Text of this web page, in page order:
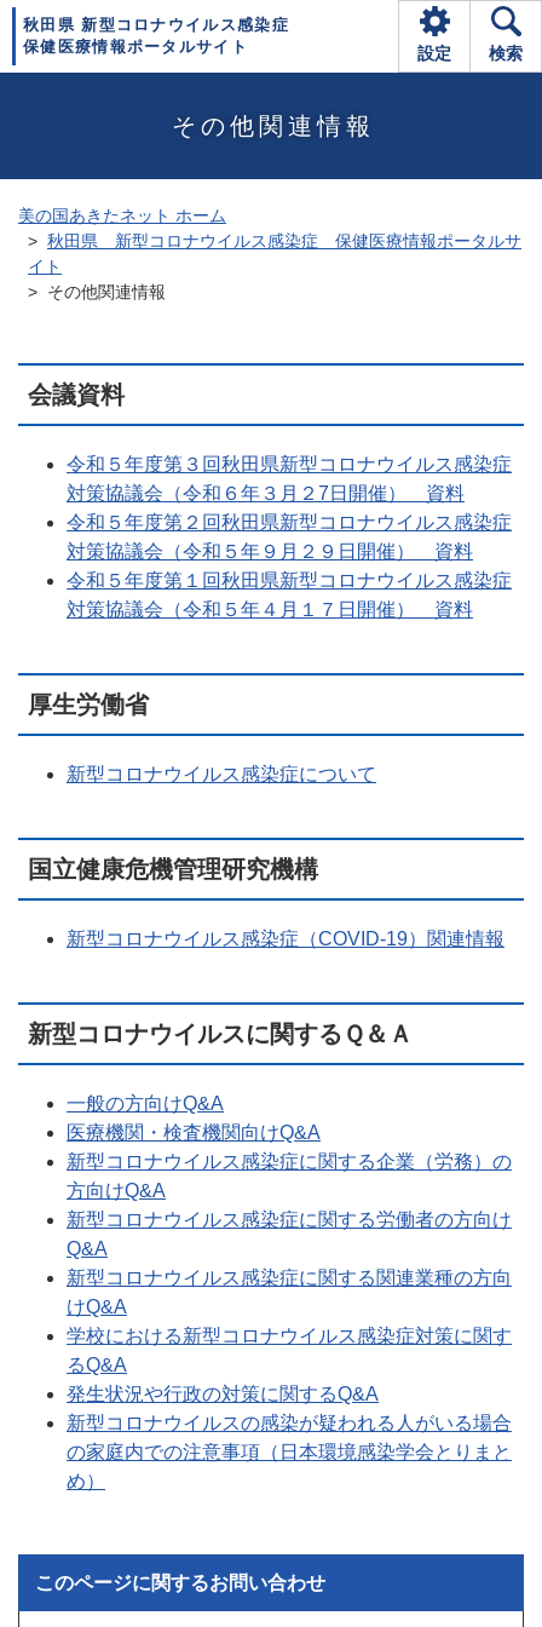
秋田県 新型コロナウイルス感染症
保健医療情報ポータルサイト
設定 検索
その他関連情報
美の国あきたネット ホーム
秋田県 新型コロナウイルス感染症 保健医療情報ポータルサ
イト
その他関連情報
会議資料
令和５年度第３回秋田県新型コロナウイルス感染症
対策協議会（令和６年３月２7日開催） 資料
令和５年度第２回秋田県新型コロナウイルス感染症
対策協議会（令和５年９月２９日開催） 資料
令和５年度第１回秋田県新型コロナウイルス感染症
対策協議会（令和５年４月１７日開催） 資料
厚生労働省
新型コロナウイルス感染症について
国立健康危機管理研究機構
新型コロナウイルス感染症（COVID-19）関連情報
新型コロナウイルスに関するＱ＆Ａ
一般の方向けQ&A
医療機関・検査機関向けQ&A
新型コロナウイルス感染症に関する企業（労務）の
方向けQ&A
新型コロナウイルス感染症に関する労働者の方向け
Q&A
新型コロナウイルス感染症に関する関連業種の方向
けQ&A
学校における新型コロナウイルス感染症対策に関す
るQ&A
発生状況や行政の対策に関するQ&A
新型コロナウイルスの感染が疑われる人がいる場合
の家庭内での注意事項（日本環境感染学会とりまと
め）
このページに関するお問い合わせ